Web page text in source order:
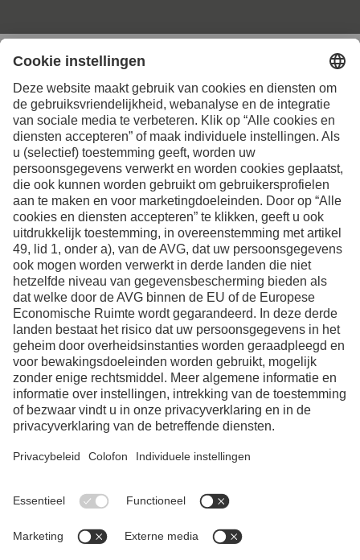
Neem contact met ons op
voor meer informatie
Contact
Facebook
Instagram
LinkedIn